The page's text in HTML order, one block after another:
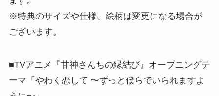
※特典のサイズや仕様、絵柄は変更になる場合が
ございます。
■TVアニメ『甘神さんちの縁結び』オープニングテ
ーマ「やわく恋して 〜ずっと僕らでいられますよ